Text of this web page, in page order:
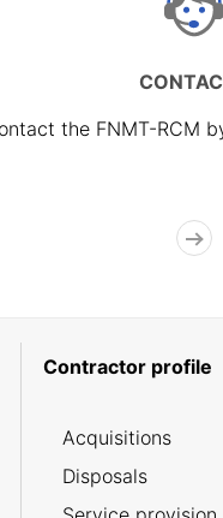
the FNMT-RCM
Contractor profile
Acquisitions
Disposals